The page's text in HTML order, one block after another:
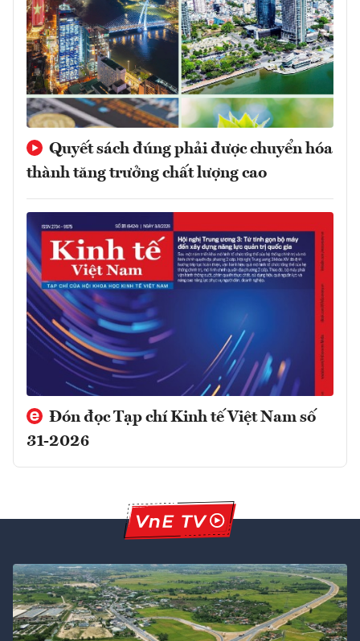
Quyết sách đúng phải được chuyển hóa
thành tăng trưởng chất lượng cao
Đón đọc Tạp chí Kinh tế Việt Nam số
31-2026